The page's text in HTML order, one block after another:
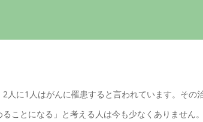
人に1人はがんに罹患すると言われています。その
ことになる」と考える人は今も少なくありません